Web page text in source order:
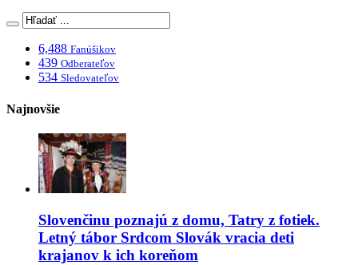
6,488 Fanúšikov
439 Odberateľov
534 Sledovateľov
Najnovšie
Slovenčinu poznajú z domu, Tatry z fotiek.
Letný tábor Srdcom Slovák vracia deti
krajanov k ich koreňom